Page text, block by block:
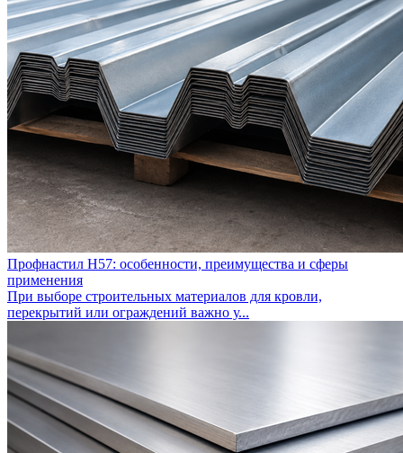
Профнастил Н57: особенности, преимущества и сферы
применения
При выборе строительных материалов для кровли,
перекрытий или ограждений важно у...